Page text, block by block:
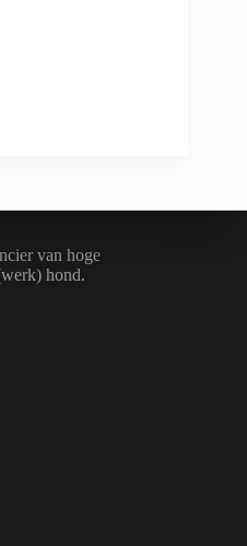
van hoge
hond.